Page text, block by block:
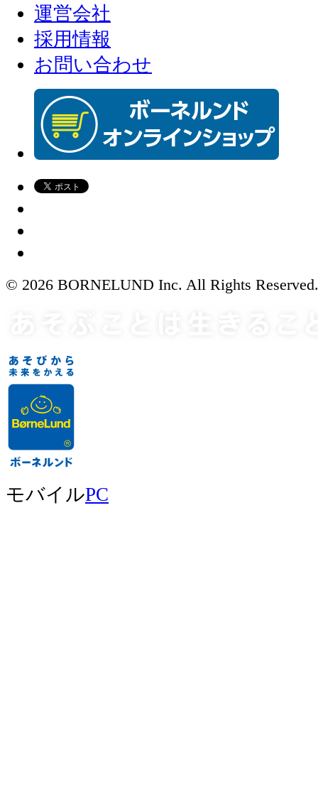
運営会社
採用情報
お問い合わせ
© 2026 BORNELUND Inc. All Rights Reserved.
モバイルPC